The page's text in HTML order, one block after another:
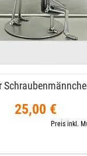
25,00 €
Preis inkl.